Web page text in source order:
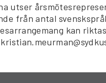
utser
från antal
kan